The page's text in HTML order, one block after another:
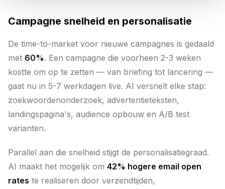
Campagne snelheid en personalisatie
De time-to-market voor nieuwe campagnes is gedaald
met 60%. Een campagne die voorheen 2-3 weken
kostte om op te zetten — van briefing tot lancering —
gaat nu in 5-7 werkdagen live. AI versnelt elke stap:
zoekwoordenonderzoek, advertentieteksten,
landingspagina's, audience opbouw en A/B test
varianten.
Parallel aan die snelheid stijgt de personalisatiegraad.
AI maakt het mogelijk om 42% hogere email open
rates te realiseren door verzendtijden,